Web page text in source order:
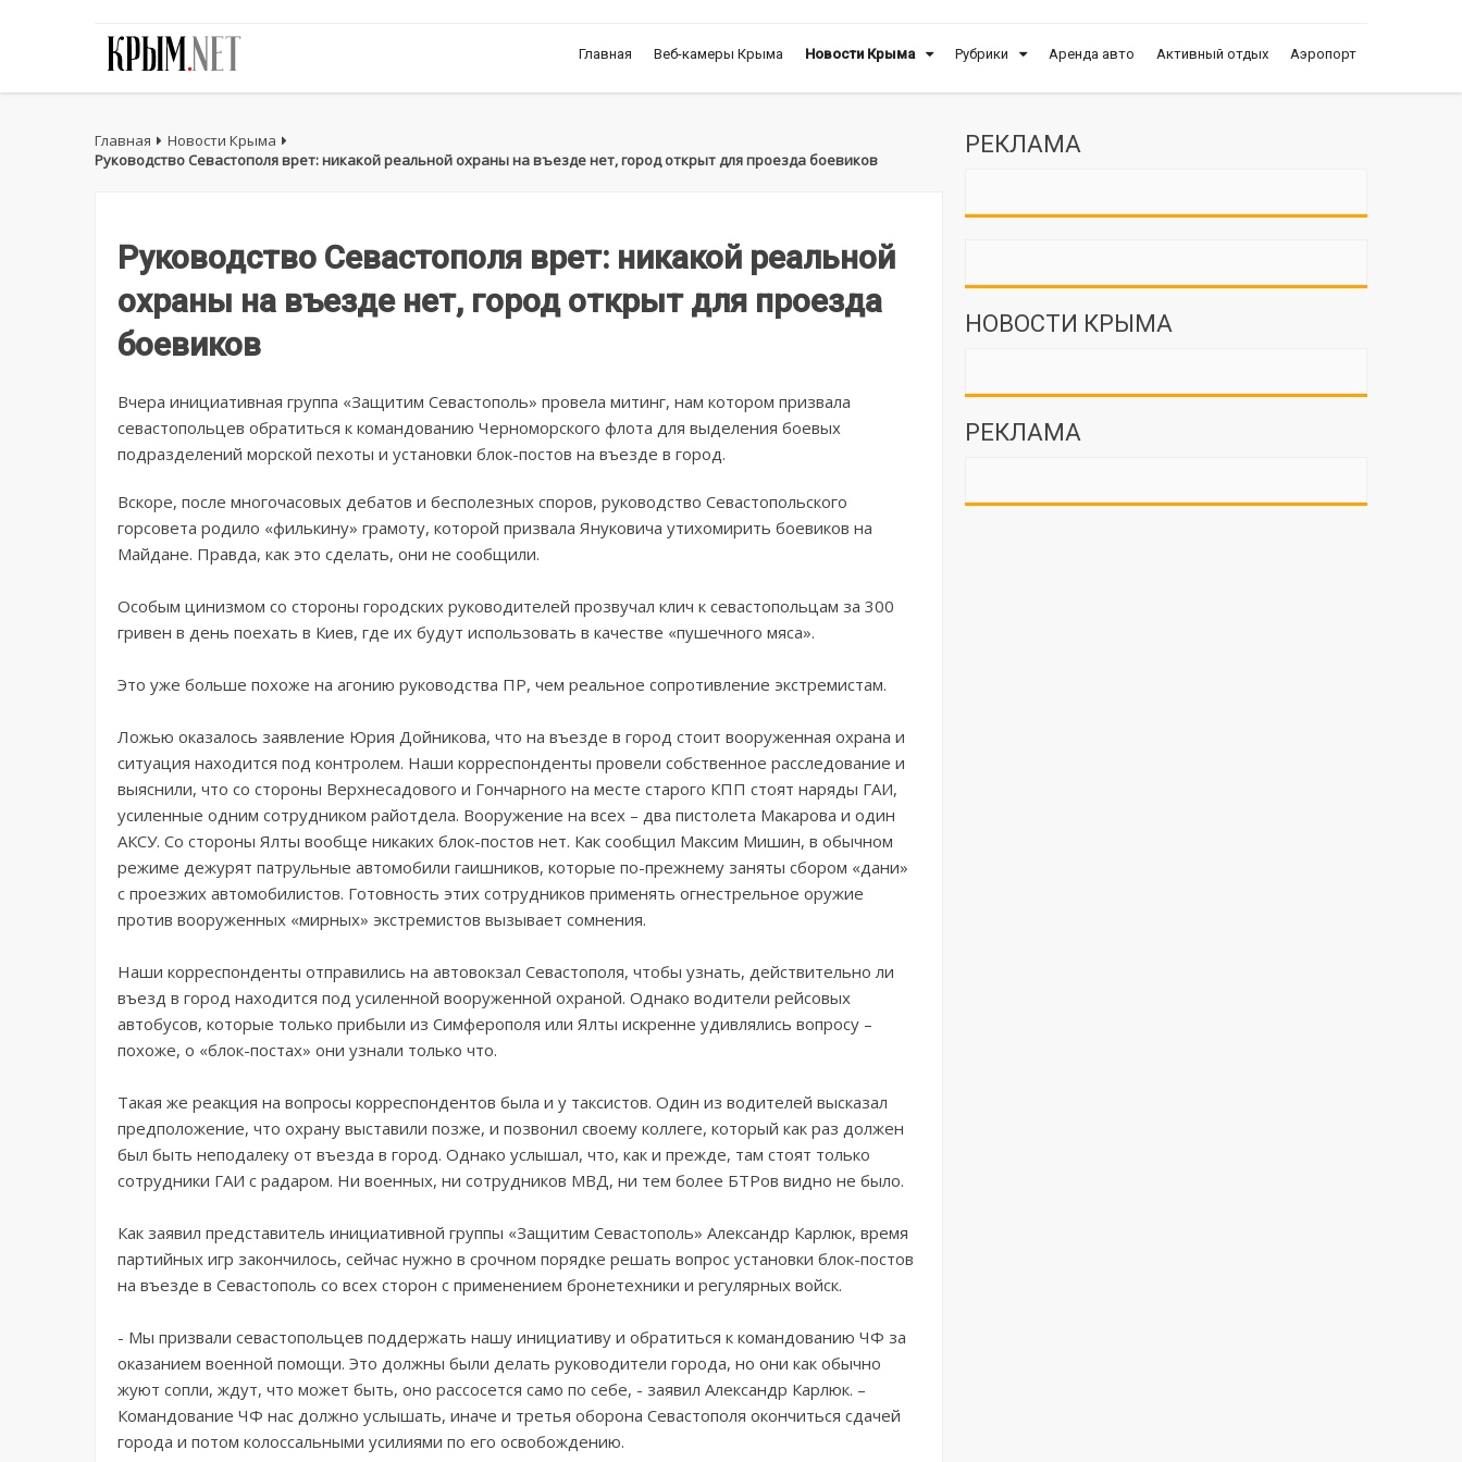
Главная Веб-камеры Крыма Новости Крыма Рубрики Аренда авто Активный отдых Аэропорт
Главная
Новости Крыма
Руководство Севастополя врет: никакой реальной охраны на въезде нет, город открыт для проезда боевиков
Руководство Севастополя врет: никакой реальной
охраны на въезде нет, город открыт для проезда
боевиков
Вчера инициативная группа «Защитим Севастополь» провела митинг, нам котором призвала
севастопольцев обратиться к командованию Черноморского флота для выделения боевых
подразделений морской пехоты и установки блок-постов на въезде в город.
Вскоре, после многочасовых дебатов и бесполезных споров, руководство Севастопольского
горсовета родило «филькину» грамоту, которой призвала Януковича утихомирить боевиков на
Майдане. Правда, как это сделать, они не сообщили.
Особым цинизмом со стороны городских руководителей прозвучал клич к севастопольцам за 300
гривен в день поехать в Киев, где их будут использовать в качестве «пушечного мяса».
Это уже больше похоже на агонию руководства ПР, чем реальное сопротивление экстремистам.
Ложью оказалось заявление Юрия Дойникова, что на въезде в город стоит вооруженная охрана и
ситуация находится под контролем. Наши корреспонденты провели собственное расследование и
выяснили, что со стороны Верхнесадового и Гончарного на месте старого КПП стоят наряды ГАИ,
усиленные одним сотрудником райотдела. Вооружение на всех – два пистолета Макарова и один
АКСУ. Со стороны Ялты вообще никаких блок-постов нет. Как сообщил Максим Мишин, в обычном
режиме дежурят патрульные автомобили гаишников, которые по-прежнему заняты сбором «дани»
с проезжих автомобилистов. Готовность этих сотрудников применять огнестрельное оружие
против вооруженных «мирных» экстремистов вызывает сомнения.
Наши корреспонденты отправились на автовокзал Севастополя, чтобы узнать, действительно ли
въезд в город находится под усиленной вооруженной охраной. Однако водители рейсовых
автобусов, которые только прибыли из Симферополя или Ялты искренне удивлялись вопросу –
похоже, о «блок-постах» они узнали только что.
Такая же реакция на вопросы корреспондентов была и у таксистов. Один из водителей высказал
предположение, что охрану выставили позже, и позвонил своему коллеге, который как раз должен
был быть неподалеку от въезда в город. Однако услышал, что, как и прежде, там стоят только
сотрудники ГАИ с радаром. Ни военных, ни сотрудников МВД, ни тем более БТРов видно не было.
Как заявил представитель инициативной группы «Защитим Севастополь» Александр Карлюк, время
партийных игр закончилось, сейчас нужно в срочном порядке решать вопрос установки блок-постов
на въезде в Севастополь со всех сторон с применением бронетехники и регулярных войск.
- Мы призвали севастопольцев поддержать нашу инициативу и обратиться к командованию ЧФ за
оказанием военной помощи. Это должны были делать руководители города, но они как обычно
жуют сопли, ждут, что может быть, оно рассосется само по себе, - заявил Александр Карлюк. –
Командование ЧФ нас должно услышать, иначе и третья оборона Севастополя окончиться сдачей
города и потом колоссальными усилиями по его освобождению.
РЕКЛАМА
НОВОСТИ КРЫМА
РЕКЛАМА